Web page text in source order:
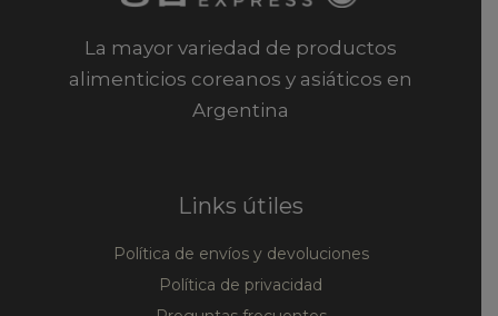
La mayor variedad de productos
alimenticios coreanos y asiáticos en
Argentina
Links útiles
Política de envíos y devoluciones
Política de privacidad